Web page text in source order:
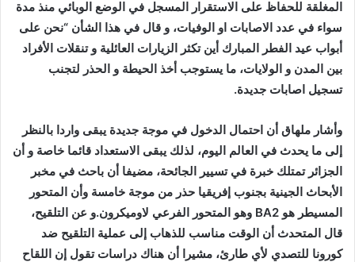
المغلقة للحفاظ على الاستقرار المسجل في الوضع الوبائي منذ مدة
سواء في عدد الاصابات او الوفيات، و قال في هذا الشأن “نحن على
أبواب عيد الفطر المبارك أين تكثر الزيارات العائلية و تنقلات الأفراد
بين المدن و الولايات، ما يستوجب أخذ الحيطة و الحذر لتجنب
تسجيل اصابات جديدة.
وأشار ملهاق أن احتمال الدخول في موجة جديدة يبقى واردا بالنظر
إلى ما يحدث في العالم اليوم، لذلك يبقى الاستعداد قائما خاصة و أن
الجزائر تمتلك خبرة في تسيير الجائحة، مضيفا أن باحث في مخبر
الأبحاث الجينية بجنوب إفريقيا حذر من موجة خامسة وأن المتحور
المسيطر هو BA2 وهو المتحور الفرعي لاوميكرون.و عن التلقيح،
قال المتحدث أن الوقت مناسب للذهاب إلى عملية التلقيح ضد
كورونا للتصدي لأي طارئ، مشيرا أن هناك دراسات تقول إن اللقاح